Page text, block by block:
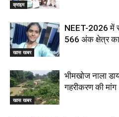
क्राइम
खास खबर
NEET-2026 में
566 अंक क्षेत्र
खास खबर
भीमखोज नाला
गहरीकरण की मांग